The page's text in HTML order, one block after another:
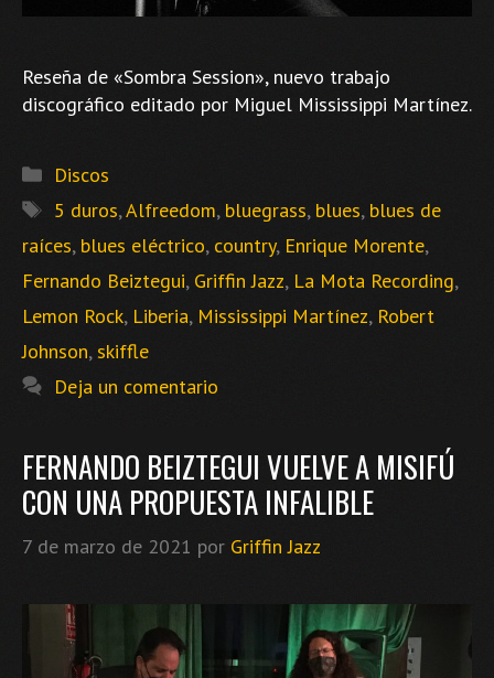
Reseña de «Sombra Session», nuevo trabajo
discográfico editado por Miguel Mississippi Martínez.
Categorías
Discos
Etiquetas
5 duros,Alfreedom, bluegrass, blues, blues de
raíces, blues eléctrico, country, Enrique Morente,
Fernando Beiztegui, Griffin Jazz, La Mota Recording,
Lemon Rock, Liberia, Mississippi Martínez, Robert
Johnson,skiffle
Deja un comentario
FERNANDO BEIZTEGUI VUELVE A MISIFÚ
CON UNA PROPUESTA INFALIBLE
7 de marzo de 2021 por Griffin Jazz